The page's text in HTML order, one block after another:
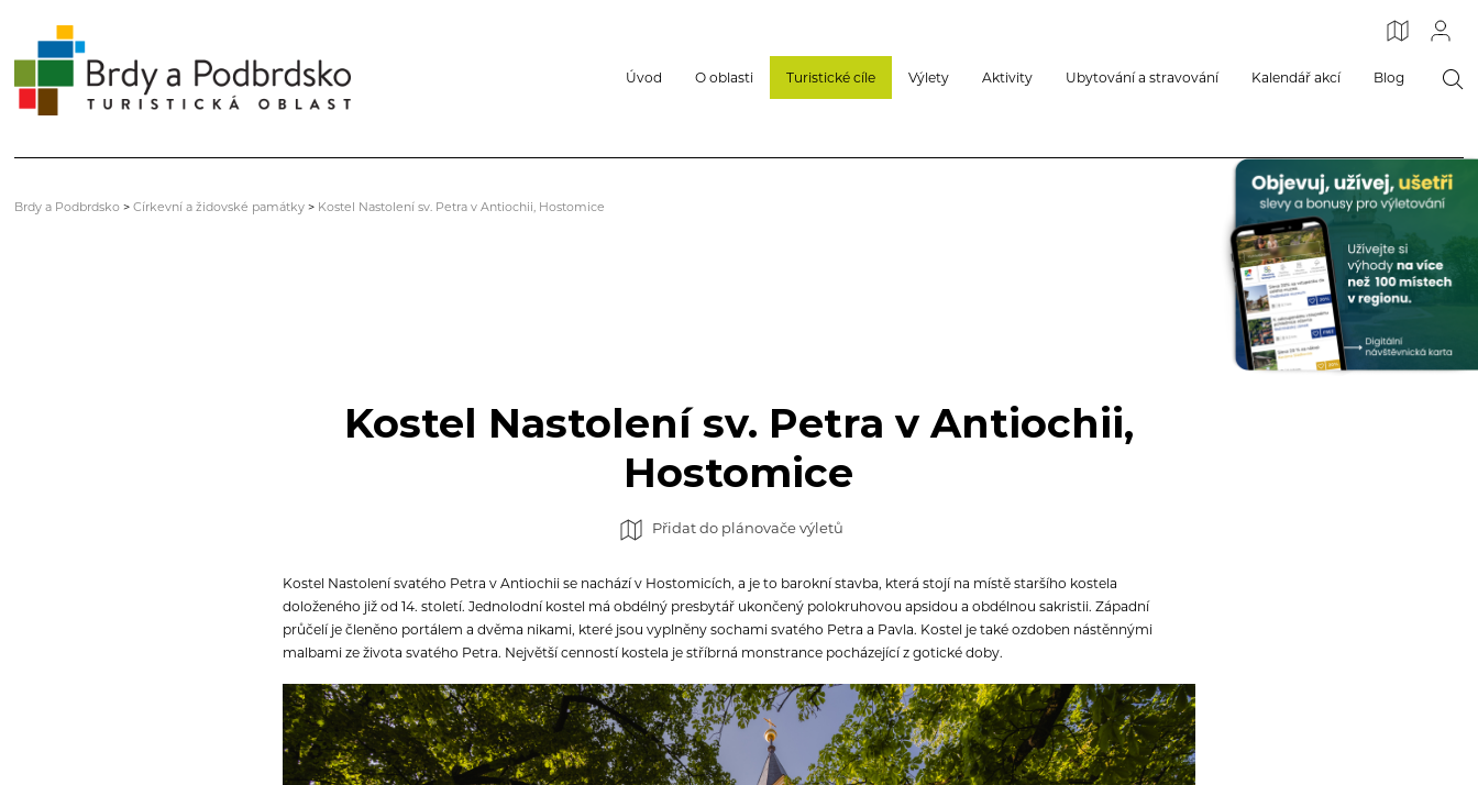
Úvod O oblasti Turistické cíle Výlety Aktivity Ubytování a stravování Kalendář akcí Blog
Brdy a Podbrdsko >Církevní a židovské památky > Kostel Nastolení sv. Petra v Antiochii, Hostomice
Kostel Nastolení sv. Petra v Antiochii,
Hostomice
Přidat do plánovače výletů
Kostel Nastolení svatého Petra v Antiochii se nachází v Hostomicích, a je to barokní stavba, která stojí na místě staršího kostela
doloženého již od 14. století. Jednolodní kostel má obdélný presbytář ukončený polokruhovou apsidou a obdélnou sakristii. Západní
průčelí je členěno portálem a dvěma nikami, které jsou vyplněny sochami svatého Petra a Pavla. Kostel je také ozdoben nástěnnými
malbami ze života svatého Petra. Největší cenností kostela je stříbrná monstrance pocházející z gotické doby.